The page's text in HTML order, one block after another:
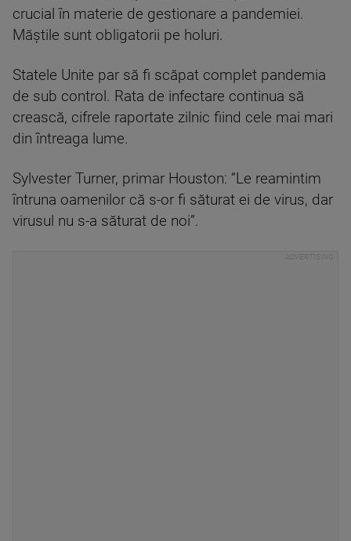
crucial în materie de gestionare a pandemiei.
Măştile sunt obligatorii pe holuri.
Statele Unite par să fi scăpat complet pandemia
de sub control. Rata de infectare continua să
crească, cifrele raportate zilnic fiind cele mai mari
din întreaga lume.
Sylvester Turner, primar Houston: ”Le reamintim
întruna oamenilor că s-or fi săturat ei de virus, dar
virusul nu s-a săturat de noi”.